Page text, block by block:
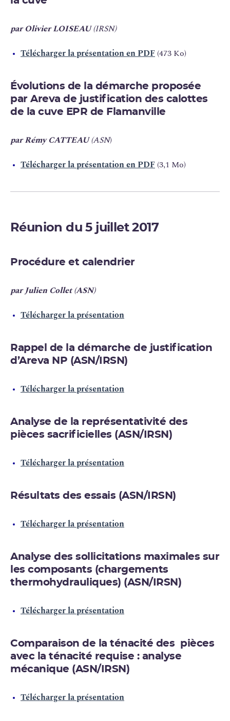
par Olivier LOISEAU(IRSN)
Télécharger la présentation en PDF (473 Ko)
Évolutions de la démarche proposée
par Areva de justification des calottes
de la cuve EPR de Flamanville
par Rémy CATTEAU(ASN)
Télécharger la présentation en PDF (3,1 Mo)
Réunion du 5 juillet 2017
Procédure et calendrier
par Julien Collet (ASN)
Télécharger la présentation
Rappel de la démarche de justification
d’Areva NP (ASN/IRSN)
Télécharger la présentation
Analyse de la représentativité des
pièces sacrificielles (ASN/IRSN)
Télécharger la présentation
Résultats des essais (ASN/IRSN)
Télécharger la présentation
Analyse des sollicitations maximales sur
les composants (chargements
thermohydrauliques) (ASN/IRSN)
Télécharger la présentation
Comparaison de la ténacité des pièces
avec la ténacité requise : analyse
mécanique (ASN/IRSN)
Télécharger la présentation